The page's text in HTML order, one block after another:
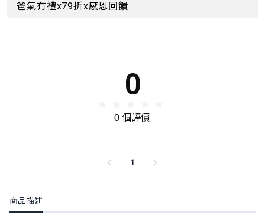
爸氣有禮x79折x感恩回饋
0
0 個評價
1
商品描述